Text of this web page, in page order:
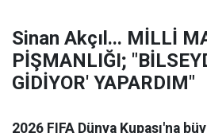
Sinan Akçıl... MİLLİ
PİŞMANLIĞI;
GİDİYOR' YAPARDIM"
2026 FIFA Dünya Kupası'na